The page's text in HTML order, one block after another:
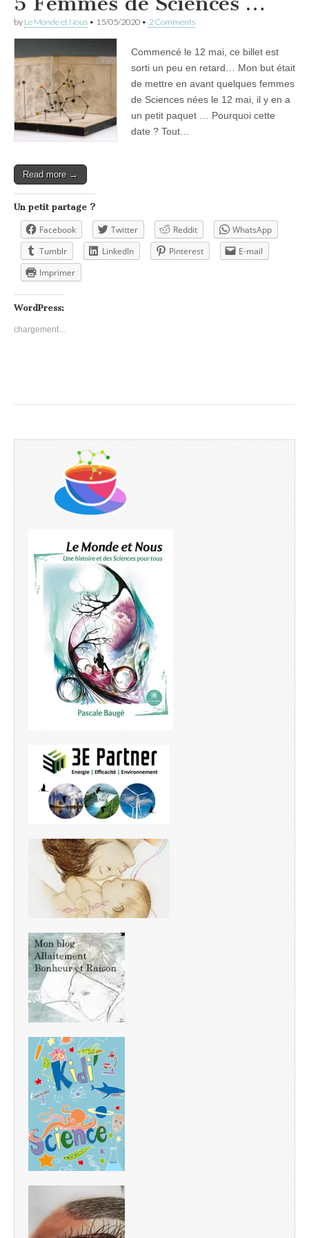
by Le Monde et Nous • 15/05/2020 • 2 Comments
Commencé le 12 mai, ce billet est
sorti un peu en retard… Mon but était
de mettre en avant quelques femmes
de Sciences nées le 12 mai, il y en a
un petit paquet … Pourquoi cette
date ? Tout…
Read more →
Un petit partage ?
Facebook Twitter Reddit
WhatsApp
Tumblr
LinkedIn Pinterest
E-mail
Imprimer
WordPress:
chargement…